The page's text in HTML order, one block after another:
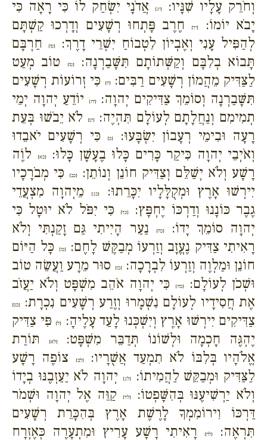
וְחֹרֵק עָלָיו שִׁנָּיו:
{יג}
אֲדֹנָי יִשְׂחַק לוֹ כִּי רָאָה כִּי
יָבֹא יוֹמוֹ:
{יד}חֶרֶב פָּתְחוּ רְשָׁעִים וְדָרְכוּ קַשְׁתָּם
לְהַפִּיל עָנִי וְאֶבְיוֹן לִטְבוֹחַ יִשְׁרֵי דָרֶךְ:
{טו}
חַרְבָּם
תָּבוֹא בְלִבָּם וְקַשְּׁתוֹתָם תִּשָּׁבַרְנָה:{טז}
טוֹב מְעַט
לַצַּדִּיק מֵהֲמוֹן רְשָׁעִים רַבִּים:{יז}
כִּי זְרוֹעוֹת רְשָׁעִים
תִּשָּׁבַרְנָה וְסוֹמֵךְ צַדִּיקִים יְהוָה:{יח}
יוֹדֵעַ יְהוָה יְמֵי
תְמִימִם וְנַחֲלָתָם לְעוֹלָם תִּהְיֶה:{יט}
לֹא יֵבֹשׁוּ בְּעֵת
רָעָה וּבִימֵי רְעָבוֹן יִשְׂבָּעוּ:
{כ}כִּי רְשָׁעִים יֹאבֵדוּ
וְאֹיְבֵי יְהוָה כִּיקַר כָּרִים כָּלוּ בֶעָשָׁן כָּלוּ:{כא}
לוֶֹה
רָשָׁע וְלֹא יְשַׁלֵּם וְצַדִּיק חוֹנֵן וְנוֹתֵן:
{כב}כִּי מְבֹרָכָיו
יִירְשׁוּ אָרֶץ וּמְקֻלָּלָיו יִכָּרֵתוּ:
{כג}מֵיְהוָה מִצְעֲדֵי
גֶבֶר כּוֹנָנוּ וְדַרְכּוֹ יֶחְפָּץ:
{כד}כִּי יִפֹּל לֹא יוּטָל כִּי
יְהוָה סוֹמֵךְ יָדוֹ:{כה}
נַעַר הָיִיתִי גַּם זָקַנְתִּי וְלֹא
רָאִיתִי צַדִּיק נֶעֱזָב וְזַרְעוֹ מְבַקֶּשׁ לָחֶם:{כו}
כָּל הַיּוֹם
חוֹנֵן וּמַלְוֶה וְזַרְעוֹ לִבְרָכָה:{כז}
סוּר מֵרָע וַעֲשֵׂה טוֹב
וּשְׁכֹן לְעוֹלָם:
{כח}כִּי יְהוָה אֹהֵב מִשְׁפָּט וְלֹא יַעֲזֹב
אֶת חֲסִידָיו לְעוֹלָם נִשְׁמָרוּ וְזֶרַע רְשָׁעִים נִכְרָת:
{כט}
צַדִּיקִים יִירְשׁוּ אָרֶץ וְיִשְׁכְּנוּ לָעַד עָלֶיהָ: {ל} פִּי צַדִּיק
יֶהְגֶּה חָכְמָה וּלְשׁוֹנוֹ תְּדַבֵּר מִשְׁפָּט:{לא}
תּוֹרַת
אֱלֹהָיו בְּלִבּוֹ לֹא תִמְעַד אֲשֻׁרָיו:{לב}
צוֹפֶה רָשָׁע
לַצַּדִּיק וּמְבַקֵּשׁ לַהֲמִיתוֹ:{לג}
יְהוָה לֹא יַעַזְבֶנּוּ בְיָדוֹ
וְלֹא יַרְשִׁיעֶנּוּ בְּהִשָּׁפְטוֹ:{לד}
קַוֵּה אֶל יְהוָה וּשְׁמֹר
דַּרְכּוֹ וִירוֹמִמְךָ לָרֶשֶׁת אָרֶץ בְּהִכָּרֵת רְשָׁעִים
תִּרְאֶה:
{לה}
רָאִיתִי רָשָׁע עָרִיץ וּמִתְעָרֶה כְּאֶזְרָח